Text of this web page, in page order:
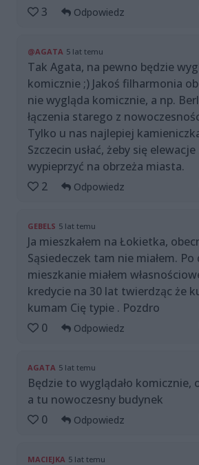
3
Odpowiedz
@AGATA 5 lat temu
Tak Agata, na pewno będzie
komicznie ;) Jakoś filharmonia
nie wygląda komicznie, a np.
łączenia starego z
Tylko u nas najlepiej
Szczecin usłać, żeby się
wypieprzyć na obrzeża miasta.
2
Odpowiedz
GEBELS 5 lat temu
Ja mieszkałem na Łokietka,
Sąsiedeczek tam nie miałem.
mieszkanie miałem
kredycie na 30 lat twierdząc że
kumam Cię typie . Pozdro
0
Odpowiedz
AGATA 5 lat temu
Będzie to wyglądało komicznie,
a tu nowoczesny budynek
0
Odpowiedz
MACIEJKA 5 lat temu